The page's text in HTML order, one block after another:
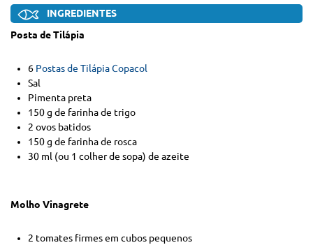
INGREDIENTES
Posta de Tilápia
6 Postas de Tilápia Copacol
Sal
Pimenta preta
150 g de farinha de trigo
2 ovos batidos
150 g de farinha de rosca
30 ml (ou 1 colher de sopa) de azeite
Molho Vinagrete
2 tomates firmes em cubos pequenos